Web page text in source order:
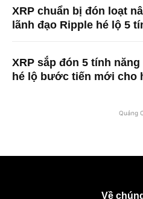
XRP chuẩn bị đón loạt
lãnh đạo Ripple hé lộ 5
XRP sắp đón 5 tính
hé lộ bước tiến mới cho
Quảng
Về